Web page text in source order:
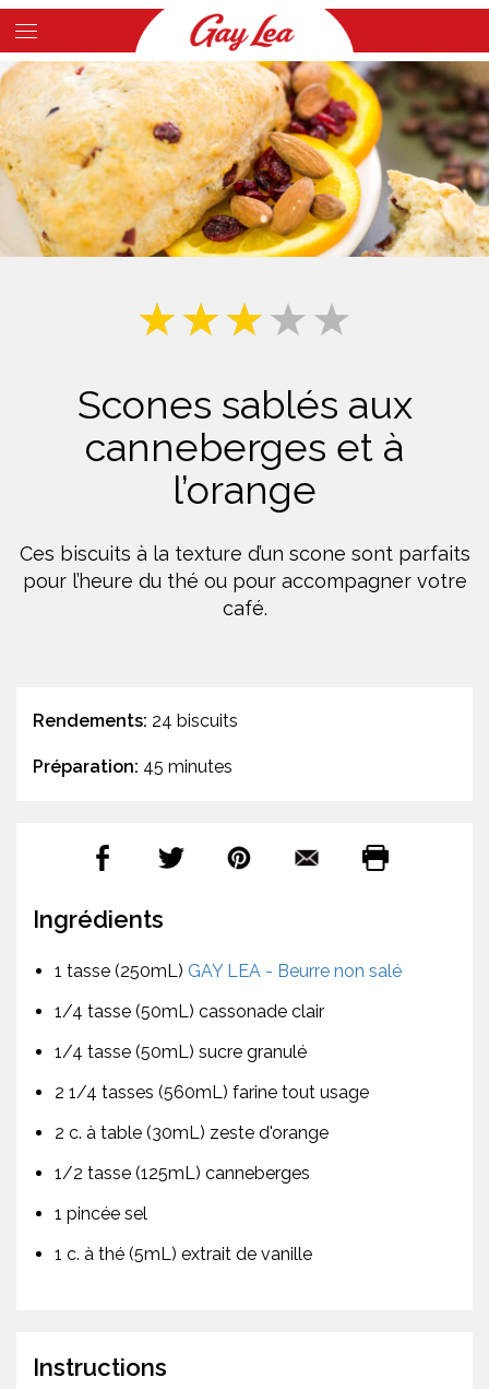
Skip
to
main
content
Main
Content
Scones sablés aux
canneberges et à
l’orange
Ces biscuits à la texture d’un scone sont parfaits
pour l’heure du thé ou pour accompagner votre
café.
Rendements: 24 biscuits
Préparation: 45 minutes
Ingrédients
1 tasse (250mL) GAY LEA - Beurre non salé
1/4 tasse (50mL) cassonade clair
1/4 tasse (50mL) sucre granulé
2 1/4 tasses (560mL) farine tout usage
2 c. à table (30mL) zeste d'orange
1/2 tasse (125mL) canneberges
1 pincée sel
1 c. à thé (5mL) extrait de vanille
Instructions